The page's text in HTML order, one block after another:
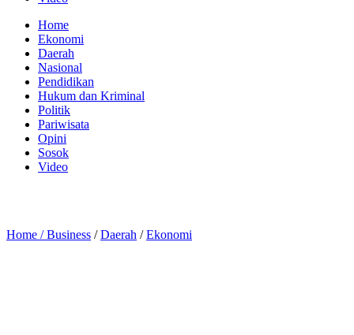
Home
Ekonomi
Daerah
Nasional
Pendidikan
Hukum dan Kriminal
Politik
Pariwisata
Opini
Sosok
Video
Home /Business /Daerah /Ekonomi